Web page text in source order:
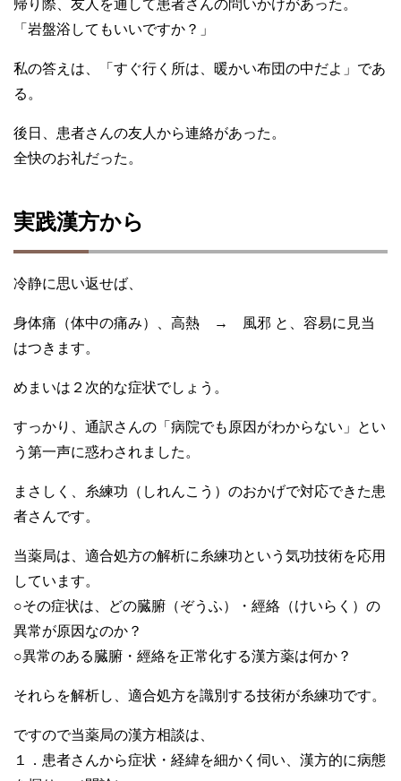
帰り際、友人を通して患者さんの問いかけがあった。
「岩盤浴してもいいですか？」
私の答えは、「すぐ行く所は、暖かい布団の中だよ」であ
る。
後日、患者さんの友人から連絡があった。
全快のお礼だった。
実践漢方から
冷静に思い返せば、
身体痛（体中の痛み）、高熱 → 風邪 と、容易に見当
はつきます。
めまいは２次的な症状でしょう。
すっかり、通訳さんの「病院でも原因がわからない」とい
う第一声に惑わされました。
まさしく、糸練功（しれんこう）のおかげで対応できた患
者さんです。
当薬局は、適合処方の解析に糸練功という気功技術を応用
しています。
○その症状は、どの臓腑（ぞうふ）・經絡（けいらく）の
異常が原因なのか？
○異常のある臓腑・經絡を正常化する漢方薬は何か？
それらを解析し、適合処方を識別する技術が糸練功です。
ですので当薬局の漢方相談は、
１．患者さんから症状・経緯を細かく伺い、漢方的に病態